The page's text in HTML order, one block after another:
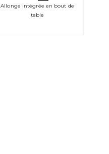
Allonge intégrée en bout de
table